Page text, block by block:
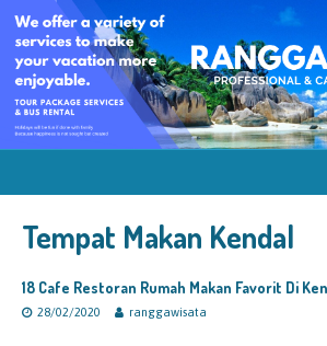
Tempat Makan Kendal
18 Cafe Restoran Rumah Makan Favorit Di
28/02/2020 ranggawisata